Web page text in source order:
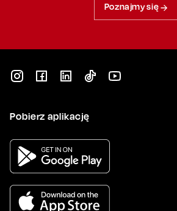
Poznajmy się
Pobierz aplikację